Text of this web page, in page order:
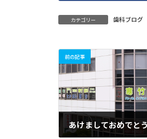
カテゴリー 歯科ブログ
前の記事
あけましておめでと